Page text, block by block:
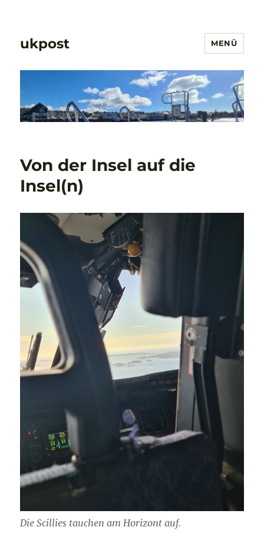
ukpost MENÜ
Von der Insel auf die
Insel(n)
Die Scillies tauchen am Horizont auf.